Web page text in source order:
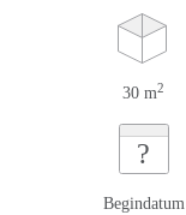
30 m2
?
Begindatum